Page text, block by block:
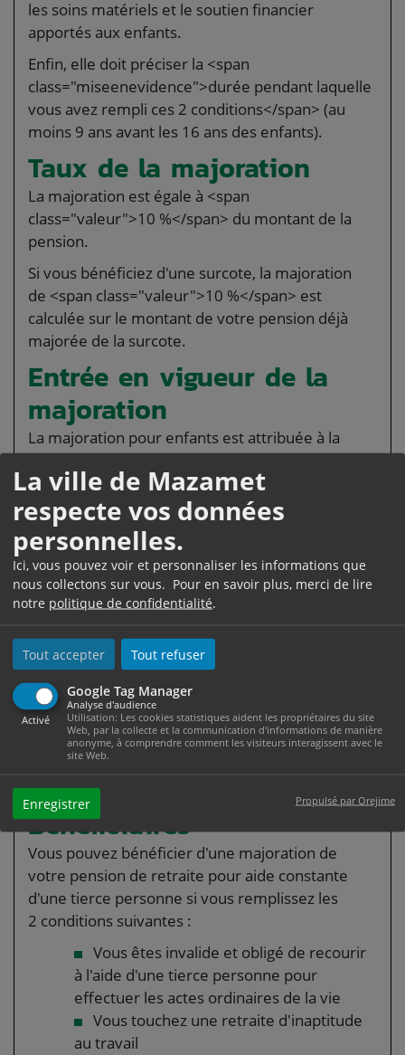
La ville de Mazamet
respecte vos données
personnelles.
Ici, vous pouvez voir et personnaliser les informations que
nous collectons sur vous. Pour en savoir plus, merci de lire
notre politique de confidentialité.
Tout accepter Tout refuser
Google Tag Manager
Activé
Analyse d'audience
Utilisation: Les cookies statistiques aident les propriétaires du site
Web, par la collecte et la communication d'informations de manière
anonyme, à comprendre comment les visiteurs interagissent avec le
site Web.
Enregistrer Propulsé par Orejime
les soins matériels et le soutien financier
apportés aux enfants.
Enfin, elle doit préciser la <span
class="miseenevidence">durée pendant laquelle
vous avez rempli ces 2 conditions</span> (au
moins 9 ans avant les 16 ans des enfants).
Taux de la majoration
La majoration est égale à <span
class="valeur">10 %</span> du montant de la
pension.
Si vous bénéficiez d'une surcote, la majoration
de <span class="valeur">10 %</span> est
calculée sur le montant de votre pension déjà
majorée de la surcote.
Entrée en vigueur de la
majoration
La majoration pour enfants est attribuée à la
même date que la pension de retraite si, à cette
date, les conditions d'attribution sont remplies.
Si les conditions ne sont pas remplies à cette
date, la majoration est attribuée le
1<Exposant>er</Exposant> jour du mois qui suit
la date à laquelle les conditions sont remplies.
Vous êtes invalide et
obligé de recourir à
l'aide d'une tierce
Bénéficiaires
Vous pouvez bénéficier d'une majoration de
votre pension de retraite pour aide constante
d'une tierce personne si vous remplissez les
2 conditions suivantes :
Vous êtes invalide et obligé de recourir
à l'aide d'une tierce personne pour
effectuer les actes ordinaires de la vie
Vous touchez une retraite d'inaptitude
au travail